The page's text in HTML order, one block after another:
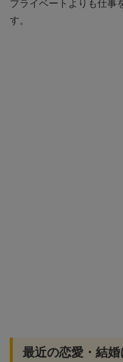
プライベートよりも仕事
す。
最近の恋愛・結